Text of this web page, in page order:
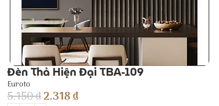
Đèn Thả Hiện Đại TBA-109
Euroto
5.150₫2.318₫